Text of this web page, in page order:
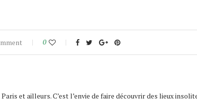
0
et ailleurs. C’est l’envie de faire découvrir des lieux